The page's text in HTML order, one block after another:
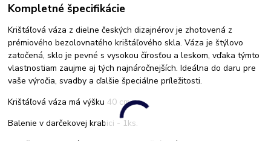
Kompletné špecifikácie
Krištáľová váza z dielne českých dizajnérov je zhotovená z
prémiového bezolovnatého krištáľového skla. Váza je štýlovo
zatočená, sklo je pevné s vysokou čírosťou a leskom, vďaka týmto
vlastnostiam zaujme aj tých najnáročnejších. Ideálna do daru pre
vaše výročia, svadby a ďalšie špeciálne príležitosti.
Krištáľová váza má výšku 40 cm.
Balenie v darčekovej krabici - 1ks.